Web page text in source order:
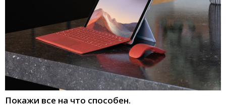
Покажи все на что способен.